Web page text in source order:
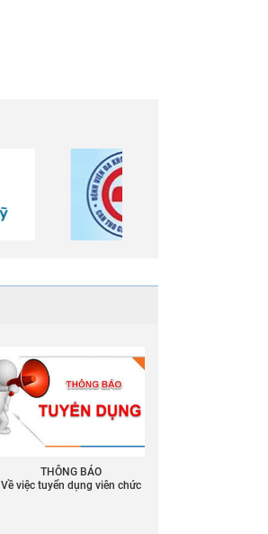
THÔNG BÁO
Về việc tuyển dụng viên chức